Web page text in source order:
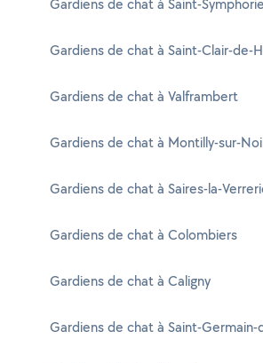
Gardiens de chat à Saint-
Gardiens de chat à Saint-Clair-de-
Gardiens de chat à Valframbert
Gardiens de chat à Montilly-sur-
Gardiens de chat à Saires-la-
Gardiens de chat à Colombiers
Gardiens de chat à Caligny
Gardiens de chat à Saint-Germain-